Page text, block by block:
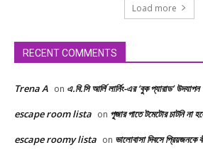
Load more
RECENT COMMENTS
Trena A on এ.বি.সি আর্লি লার্নিং-এর ‘বুক প্যারাড’ উদযাপন
escape room lista on পূজার পাতে টমেটোর চাটনি না
escape roomy lista on ভালোবাসা দিবসে প্রিয়জনকে